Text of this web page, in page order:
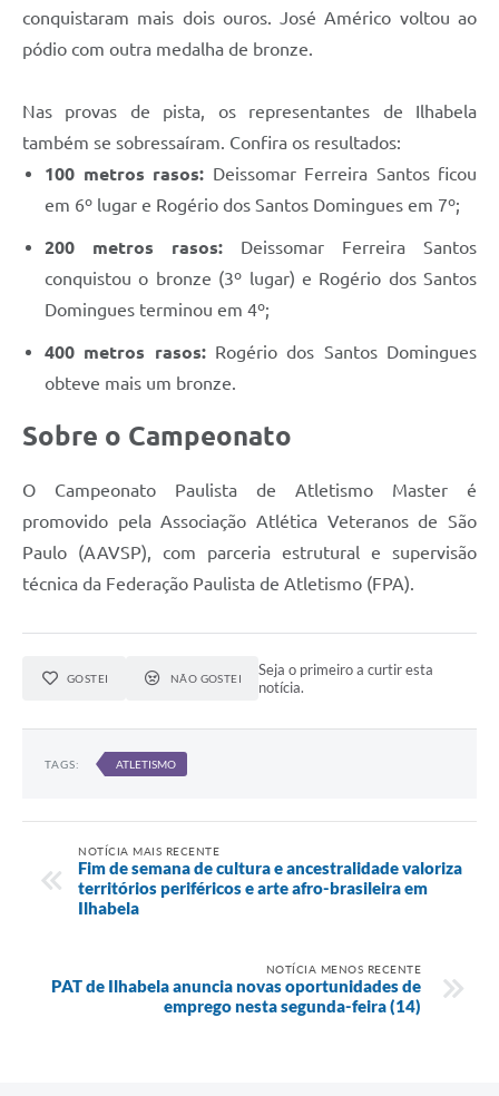
conquistaram mais dois ouros. José Américo voltou ao
pódio com outra medalha de bronze.
Nas provas de pista, os representantes de Ilhabela
também se sobressaíram. Confira os resultados:
100 metros rasos: Deissomar Ferreira Santos ficou
em 6º lugar e Rogério dos Santos Domingues em 7º;
200 metros rasos: Deissomar Ferreira Santos
conquistou o bronze (3º lugar) e Rogério dos Santos
Domingues terminou em 4º;
400 metros rasos:Rogério dos Santos Domingues
obteve mais um bronze.
Sobre o Campeonato
O Campeonato Paulista de Atletismo Master é
promovido pela Associação Atlética Veteranos de São
Paulo (AAVSP), com parceria estrutural e supervisão
técnica da Federação Paulista de Atletismo (FPA).
GOSTEI NÃO GOSTEI
Seja o primeiro a curtir esta
notícia.
TAGS: ATLETISMO
NOTÍCIA MAIS RECENTE
Fim de semana de cultura e ancestralidade valoriza
territórios periféricos e arte afro-brasileira em
Ilhabela
NOTÍCIA MENOS RECENTE
PAT de Ilhabela anuncia novas oportunidades de
emprego nesta segunda-feira (14)